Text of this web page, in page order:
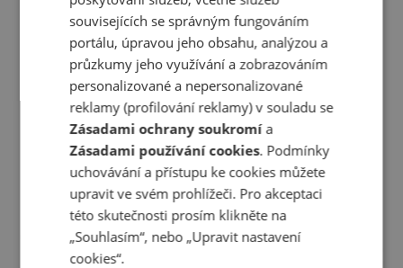
souvisejících se správným fungováním
portálu, úpravou jeho obsahu, analýzou a
průzkumy jeho využívání a zobrazováním
personalizované a nepersonalizované
reklamy (profilování reklamy) v souladu se
Zásadami ochrany soukromía
Zásadami používání cookies. Podmínky
uchovávání a přístupu ke cookies můžete
upravit ve svém prohlížeči. Pro akceptaci
této skutečnosti prosím klikněte na
„Souhlasím“, nebo „Upravit nastavení
cookies“.